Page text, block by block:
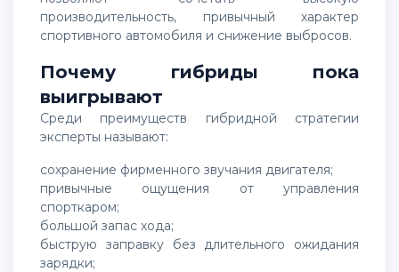
производительность, привычный характер
спортивного автомобиля и снижение выбросов.
Почему гибриды пока
выигрывают
Среди преимуществ гибридной стратегии
эксперты называют:
сохранение фирменного звучания двигателя;
привычные ощущения от управления
спорткаром;
большой запас хода;
быструю заправку без длительного ожидания
зарядки;